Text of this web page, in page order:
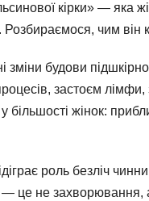
кірки» — яка
Розбираємося, чим він
зміни будови
застоєм
більшості жінок:
роль безліч
— це не